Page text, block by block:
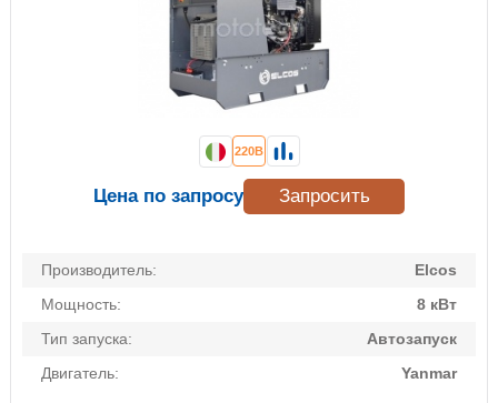
Производитель:
Elcos
Мощность:
8 кВт
Тип запуска:
Автозапуск
Двигатель:
Yanmar
220В
Цена по запросу Запросить